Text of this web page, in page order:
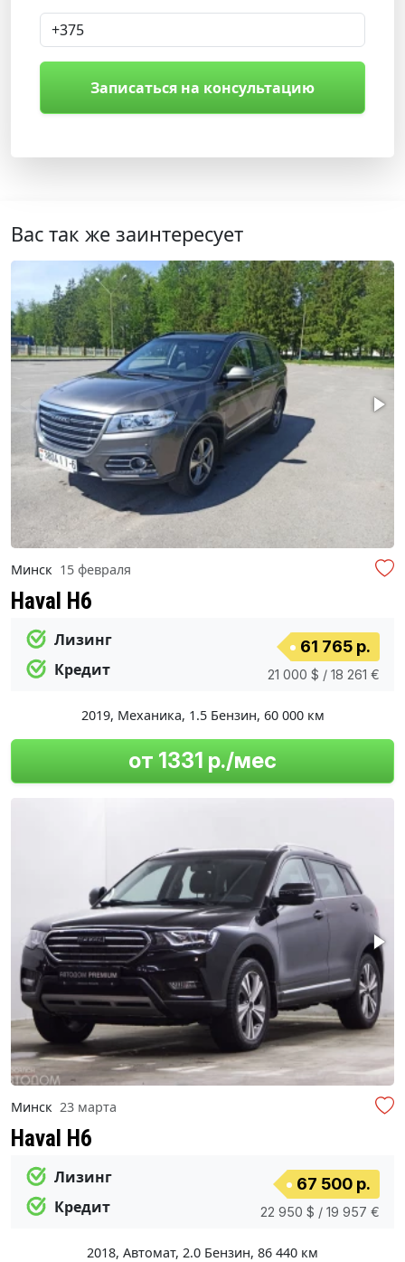
Записаться на консультацию
Вас так же заинтересует
Минск 15 февраля
Haval H6
Лизинг
Кредит
61 765 р.
21 000 $ / 18 261 €
2019, Механика, 1.5 Бензин, 60 000 км
от 1331 р./мес
Минск 23 марта
Haval H6
Лизинг
Кредит
67 500 р.
22 950 $ / 19 957 €
2018, Автомат, 2.0 Бензин, 86 440 км